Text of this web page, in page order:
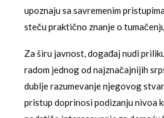
upoznaju sa savremenim
steču praktično znanje o
Za širu javnost, događaj nudi
radom jednog od najznačajnijih
dublje razumevanje njegovog
pristup doprinosi podizanju nivoa